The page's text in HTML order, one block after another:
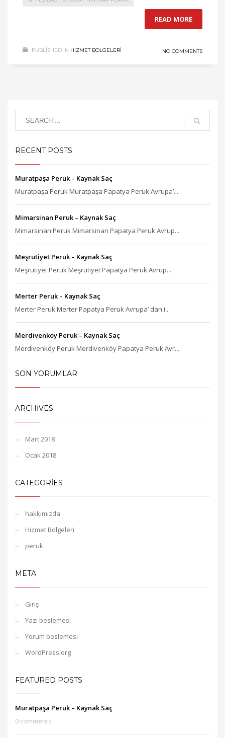
READ MORE
PUBLISHED IN HIZMET BÖLGELERI NO COMMENTS
RECENT POSTS
Muratpaşa Peruk – Kaynak Saç
Muratpaşa Peruk Muratpaşa Papatya Peruk Avrupa’...
Mimarsinan Peruk – Kaynak Saç
Mimarsinan Peruk Mimarsinan Papatya Peruk Avrup...
Meşrutiyet Peruk – Kaynak Saç
Meşrutiyet Peruk Meşrutiyet Papatya Peruk Avrup...
Merter Peruk – Kaynak Saç
Merter Peruk Merter Papatya Peruk Avrupa’ dan i...
Merdivenköy Peruk – Kaynak Saç
Merdivenköy Peruk Merdivenköy Papatya Peruk Avr...
SON YORUMLAR
ARCHIVES
Mart 2018
Ocak 2018
CATEGORIES
hakkımızda
Hizmet Bölgeleri
peruk
META
Giriş
Yazı beslemesi
Yorum beslemesi
WordPress.org
FEATURED POSTS
Muratpaşa Peruk – Kaynak Saç
0 comments